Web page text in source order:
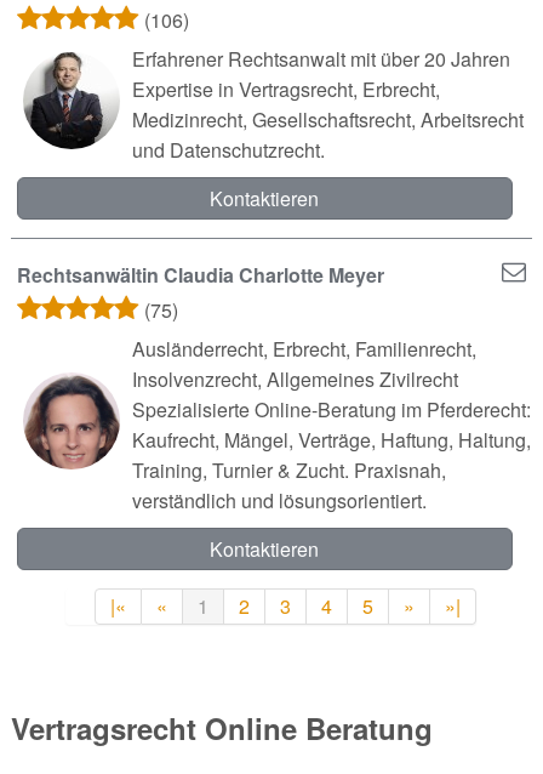
(106)
Erfahrener Rechtsanwalt mit über 20 Jahren
Expertise in Vertragsrecht, Erbrecht,
Medizinrecht, Gesellschaftsrecht, Arbeitsrecht
und Datenschutzrecht.
Kontaktieren
Rechtsanwältin Claudia Charlotte Meyer
(75)
Ausländerrecht, Erbrecht, Familienrecht,
Insolvenzrecht, Allgemeines Zivilrecht
Spezialisierte Online-Beratung im Pferderecht:
Kaufrecht, Mängel, Verträge, Haftung, Haltung,
Training, Turnier & Zucht. Praxisnah,
verständlich und lösungsorientiert.
Kontaktieren
|« « 1 2 3 4 5 » »|
Vertragsrecht Online Beratung